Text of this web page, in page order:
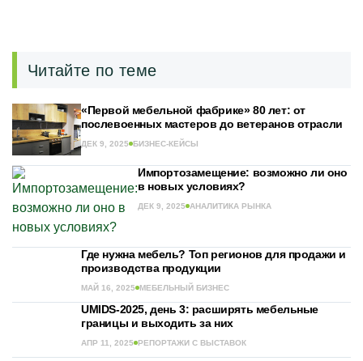
Читайте по теме
«Первой мебельной фабрике» 80 лет: от
послевоенных мастеров до ветеранов отрасли
ДЕК 9, 2025 БИЗНЕС-КЕЙСЫ
Импортозамещение: возможно ли оно
в новых условиях?
ДЕК 9, 2025 АНАЛИТИКА РЫНКА
Где нужна мебель? Топ регионов для продажи и
производства продукции
МАЙ 16, 2025 МЕБЕЛЬНЫЙ БИЗНЕС
UMIDS-2025, день 3: расширять мебельные
границы и выходить за них
АПР 11, 2025 РЕПОРТАЖИ С ВЫСТАВОК